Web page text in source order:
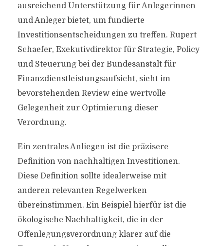
ausreichend Unterstützung für Anlegerinnen
und Anleger bietet, um fundierte
Investitionsentscheidungen zu treffen. Rupert
Schaefer, Exekutivdirektor für Strategie, Policy
und Steuerung bei der Bundesanstalt für
Finanzdienstleistungsaufsicht, sieht im
bevorstehenden Review eine wertvolle
Gelegenheit zur Optimierung dieser
Verordnung.
Ein zentrales Anliegen ist die präzisere
Definition von nachhaltigen Investitionen.
Diese Definition sollte idealerweise mit
anderen relevanten Regelwerken
übereinstimmen. Ein Beispiel hierfür ist die
ökologische Nachhaltigkeit, die in der
Offenlegungsverordnung klarer auf die